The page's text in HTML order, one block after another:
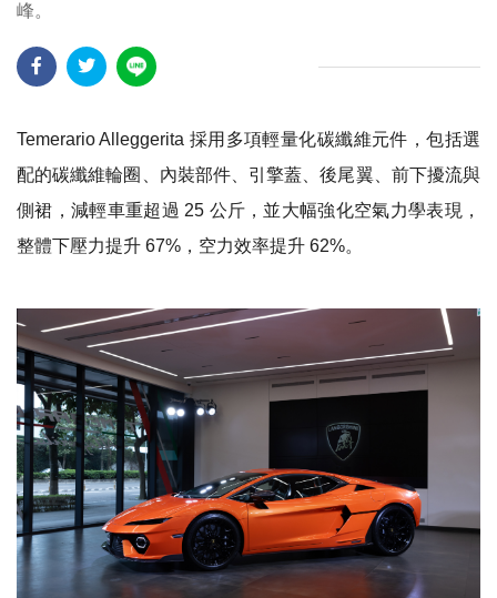
峰。
Temerario Alleggerita 採用多項輕量化碳纖維元件，包括選
配的碳纖維輪圈、內裝部件、引擎蓋、後尾翼、前下擾流與
側裙，減輕車重超過 25 公斤，並大幅強化空氣力學表現，
整體下壓力提升 67%，空力效率提升 62%。